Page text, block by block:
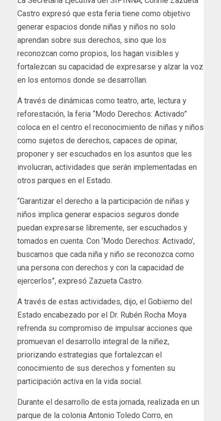
Castro expresó que esta feria tiene como objetivo
generar espacios donde niñas y niños no solo
aprendan sobre sus derechos, sino que los
reconozcan como propios, los hagan visibles y
fortalezcan su capacidad de expresarse y alzar la voz
en los entornos donde se desarrollan.
A través de dinámicas como teatro, arte, lectura y
reforestación, la feria “Modo Derechos: Activado”
coloca en el centro el reconocimiento de niñas y niños
como sujetos de derechos, capaces de opinar,
proponer y ser escuchados en los asuntos que les
involucran, actividades que serán implementadas en
otros parques en el Estado.
“Garantizar el derecho a la participación de niñas y
niños implica generar espacios seguros donde
puedan expresarse libremente, ser escuchados y
tomados en cuenta. Con ‘Modo Derechos: Activado’,
buscamos que cada niña y niño se reconozca como
una persona con derechos y con la capacidad de
ejercerlos”, expresó Zazueta Castro.
A través de estas actividades, dijo, el Gobierno del
Estado encabezado por el Dr. Rubén Rocha Moya
refrenda su compromiso de impulsar acciones que
promuevan el desarrollo integral de la niñez,
priorizando estrategias que fortalezcan el
conocimiento de sus derechos y fomenten su
participación activa en la vida social.
Durante el desarrollo de esta jornada, realizada en un
parque de la colonia Antonio Toledo Corro, en